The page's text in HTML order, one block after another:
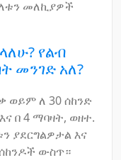
መለኪያዎች
የልብ
መንገድ አለ?
ወይም ለ 30 ሰከንድ
በ 4 ማባዛት, ወዘተ.
ያደርግልዎታል እና
ውስጥ።